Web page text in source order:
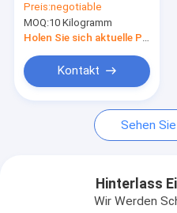
Treten Sie mit uns in
Fordern Sie ein Zitat
Probiotics-Pulver
Chrysanthemen-
Vegan / Allergenfrei /
Glutenfrei / Milchfrei
Preis:negotiable
MOQ:10 Kilogramm
Holen Sie sich aktuelle Preis
Kontakt
Sehen
Hinterlass
Wir Werden